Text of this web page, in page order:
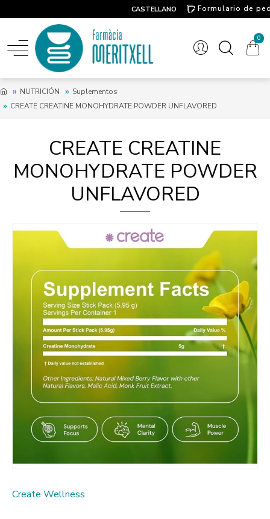
CASTELLANO
Formulario de
0
NUTRICIÓN
Suplementos
CREATE CREATINE MONOHYDRATE POWDER UNFLAVORED
CREATE CREATINE
MONOHYDRATE POWDER
UNFLAVORED
Create Wellness